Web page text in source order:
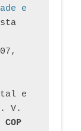
e
e
V.
COP